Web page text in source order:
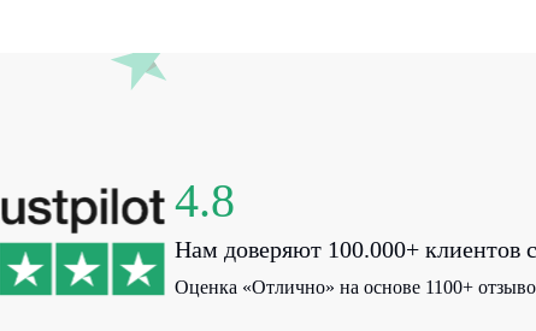
4.8
Нам доверяют 100.000+ клиентов
Оценка «Отлично» на основе 1100+